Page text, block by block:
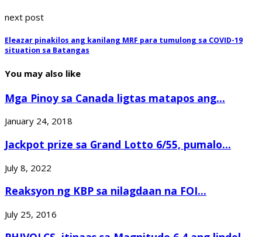
next post
Eleazar pinakilos ang kanilang MRF para tumulong sa COVID-19
situation sa Batangas
You may also like
Mga Pinoy sa Canada ligtas matapos ang...
January 24, 2018
Jackpot prize sa Grand Lotto 6/55, pumalo...
July 8, 2022
Reaksyon ng KBP sa nilagdaan na FOI...
July 25, 2016